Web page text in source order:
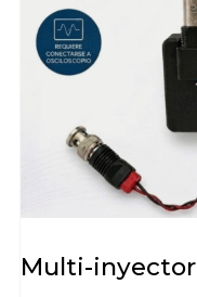
Multi-inyector